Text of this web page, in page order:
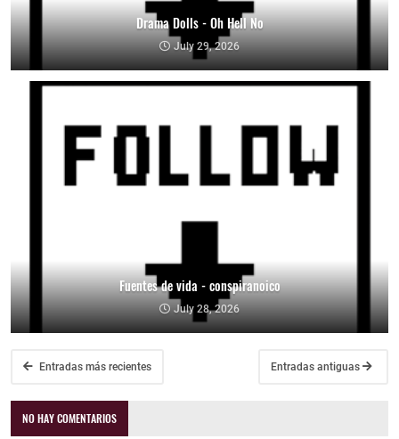
Drama Dolls - Oh Hell No
July 29, 2026
Fuentes de vida - conspiranoico
July 28, 2026
Entradas más recientes Entradas antiguas
NO HAY COMENTARIOS